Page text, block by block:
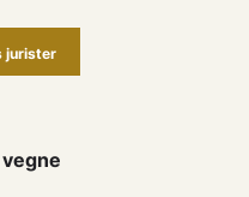
jurister